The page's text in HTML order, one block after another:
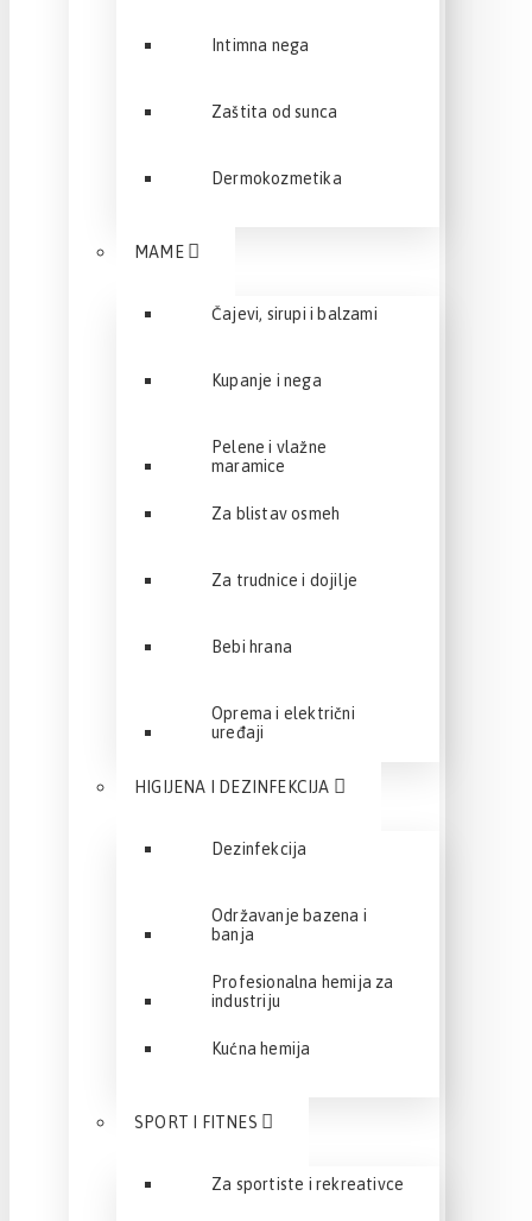
Intimna nega
Zaštita od sunca
Dermokozmetika
MAME
Čajevi, sirupi i balzami
Kupanje i nega
Pelene i vlažne
maramice
Za blistav osmeh
Za trudnice i dojilje
Bebi hrana
Oprema i električni
uređaji
HIGIJENA I DEZINFEKCIJA
Dezinfekcija
Održavanje bazena i
banja
Profesionalna hemija za
industriju
Kućna hemija
SPORT I FITNES
Za sportiste i rekreativce